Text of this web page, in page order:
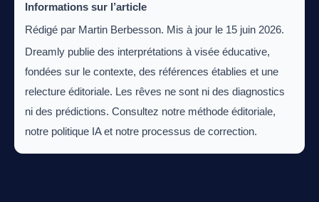
Informations sur l’article
Rédigé par Martin Berbesson. Mis à jour le 15 juin 2026.
Dreamly publie des interprétations à visée éducative,
fondées sur le contexte, des références établies et une
relecture éditoriale. Les rêves ne sont ni des diagnostics
ni des prédictions. Consultez notre méthode éditoriale,
notre politique IA et notre processus de correction.